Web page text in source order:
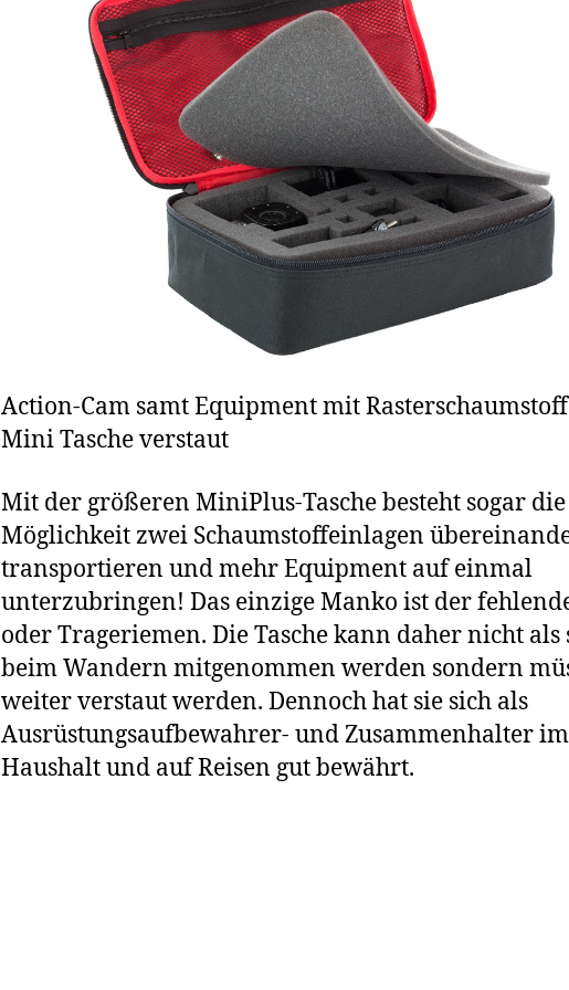
Action-Cam samt Equipment mit
Mini Tasche verstaut
Mit der größeren MiniPlus-Tasche besteht sogar die
Möglichkeit zwei Schaumstoffeinlagen
transportieren und mehr Equipment auf einmal
unterzubringen! Das einzige Manko ist der
oder Trageriemen. Die Tasche kann daher nicht als
beim Wandern mitgenommen werden sondern
weiter verstaut werden. Dennoch hat sie sich als
Ausrüstungsaufbewahrer- und Zusammenhalter im
Haushalt und auf Reisen gut bewährt.